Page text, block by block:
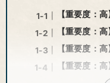
【重要度：
【重要度：
【重要度：
【重要度：